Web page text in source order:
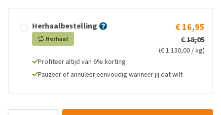
Herhaalbestelling
Herhaal
€ 16,95
€ 18,05
(€ 1.130,00 / kg)
Profiteer altijd van 6% korting
Pauzeer of annuleer eenvoudig wanneer jij dat wilt